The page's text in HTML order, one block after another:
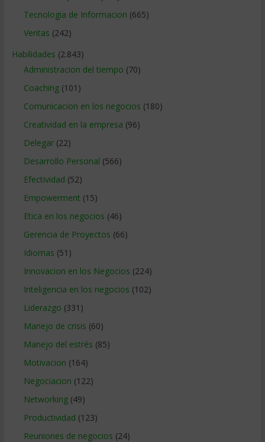
Tecnologia de Informacion (665)
Ventas (242)
Habilidades (2.843)
Administracion del tiempo (70)
Coaching(101)
Comunicacion en los negocios (180)
Creatividad en la empresa (96)
Delegar(22)
Desarrollo Personal (566)
Efectividad (52)
Empowerment (15)
Etica en los negocios (46)
Gerencia de Proyectos (66)
Idiomas (51)
Innovacion en los Negocios (224)
Inteligencia en los negocios (102)
Liderazgo (331)
Manejo de crisis (60)
Manejo del estrés (85)
Motivacion (164)
Negociacion (122)
Networking(49)
Productividad (123)
Reuniones de negocios (24)